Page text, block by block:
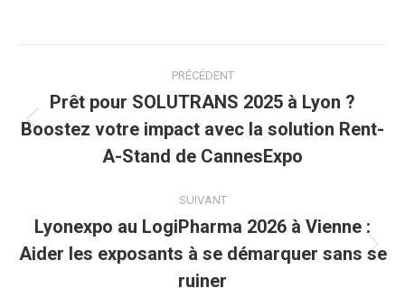
article
PRÉCÉDENT
Article
:
Prêt pour SOLUTRANS 2025 à Lyon ?
Boostez votre impact avec la solution Rent-
A-Stand de CannesExpo
SUIVANT
Article
Lyonexpo au LogiPharma 2026 à Vienne :
Aider les exposants à se démarquer sans se
ruiner